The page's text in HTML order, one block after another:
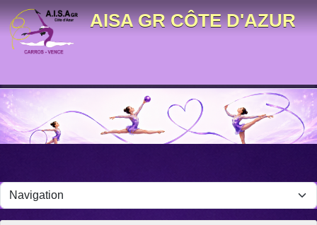
AISA GR CÔTE D'AZUR
Panneau de gestion des cookies